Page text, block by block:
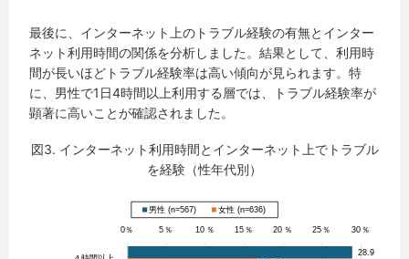
最後に、インターネット上のトラブル経験の有無とインター
ネット利用時間の関係を分析しました。結果として、利用時
間が長いほどトラブル経験率は高い傾向が見られます。特
に、男性で1日4時間以上利用する層では、トラブル経験率が
顕著に高いことが確認されました。
図3. インターネット利用時間とインターネット上でトラブル
を経験（性年代別）